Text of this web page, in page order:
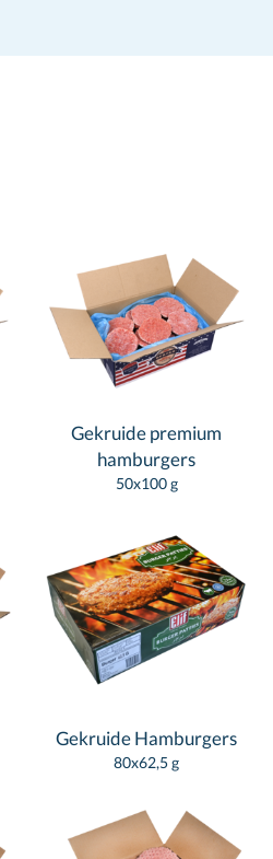
Gekruide premium
hamburgers
50x100 g
Gekruide Hamburgers
80x62,5 g